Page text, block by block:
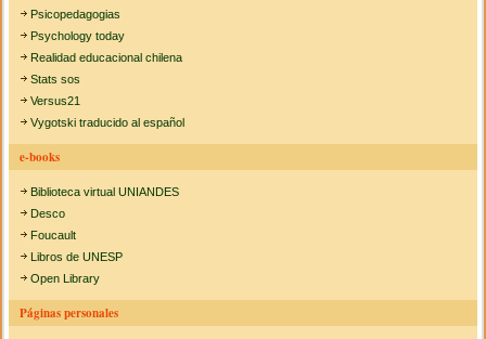
Psicopedagogias
Psychology today
Realidad educacional chilena
Stats sos
Versus21
Vygotski traducido al español
e-books
Biblioteca virtual UNIANDES
Desco
Foucault
Libros de UNESP
Open Library
Páginas personales